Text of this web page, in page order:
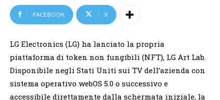
FACEBOOK X
LG Electronics (LG) ha lanciato la propria
piattaforma di token non fungibili (NFT), LG Art Lab.
Disponibile negli Stati Uniti sui TV dell’azienda con
sistema operativo webOS 5.0 o successivo e
accessibile direttamente dalla schermata iniziale, la